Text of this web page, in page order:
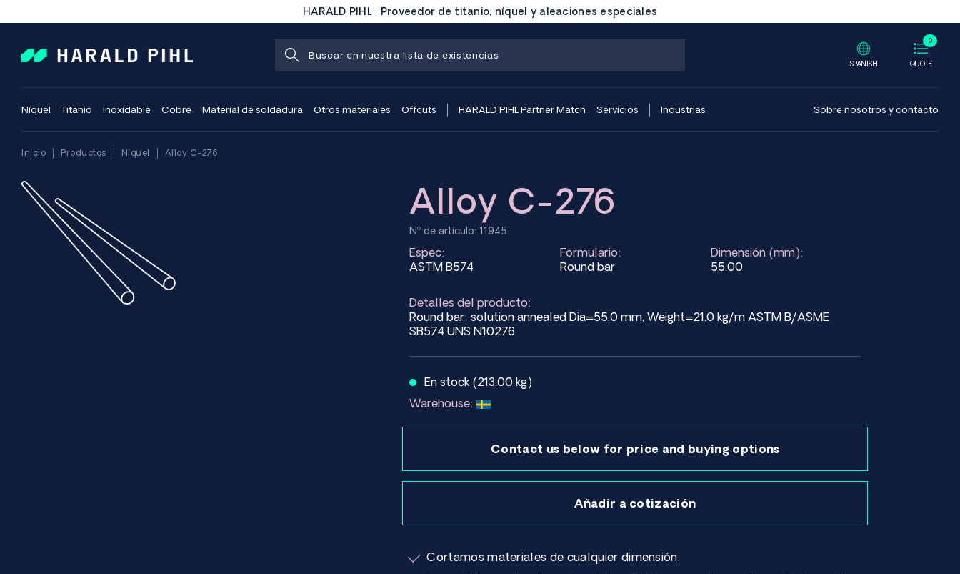
HARALD PIHL | Proveedor de titanio, níquel y aleaciones especiales
0
QUOTE
SPANISH
Níquel Titanio Inoxidable Cobre Material de soldadura Otros materiales Offcuts HARALD PIHL Partner Match Servicios Industrias Sobre nosotros y contacto
Inicio Productos Níquel Alloy C-276
Alloy C-276
Nº de artículo: 11945
Espec:
ASTM B574
Formulario:
Round bar
Dimensión (mm):
55.00
Detalles del producto:
Round bar; solution annealed Dia=55.0 mm, Weight=21.0 kg/m ASTM B/ASME
SB574 UNS N10276
En stock (213.00 kg)
Warehouse:
Contact us below for price and buying options
Añadir a cotización
Cortamos materiales de cualquier dimensión.